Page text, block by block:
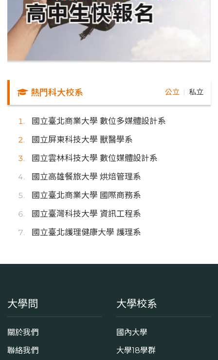
熱門科大校系 公立 私立
國立臺北商業大學 數位多媒體設計系
國立屏東科技大學 獸醫學系
國立雲林科技大學 數位媒體設計系
國立高雄餐旅大學 烘焙管理系
國立臺北商業大學 國際商務系
國立臺灣科技大學 資訊工程系
國立臺北護理健康大學 護理系
大學問
關於我們
聯絡我們
大學校系
國內大學
大學18學群